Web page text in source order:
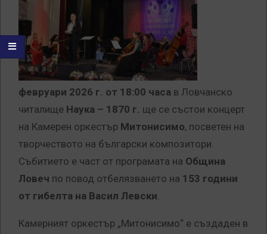
февруари 2026 г. от 18:00 часа в Ловчанско
читалище Наука – 1870 г. ще се състои концерт
на Камерен оркестър Митонисимо, посветен на
творчеството на български композитори.
Събитието е част от програмата на Община
Ловеч по повод отбелязването на 153 години
от гибелта на Васил Левски.
Камерният оркестър „Митонисимо“ е създаден в